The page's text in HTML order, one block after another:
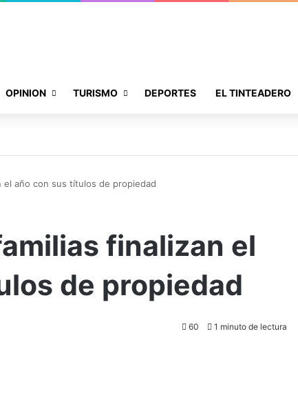
OPINION TURISMO DEPORTES EL TINTEADERO
el año con sus títulos de propiedad
finalizan el
de propiedad
60 1 minuto de lectura